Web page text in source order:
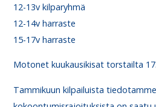
12-13v kilparyhmä
12-14v harraste
15-17v harraste
Motonet kuukausikisat torstailta
Tammikuun kilpailuista